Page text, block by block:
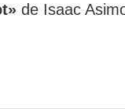
de Isaac